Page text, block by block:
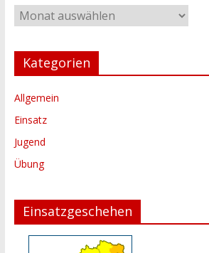
Archiv
Kategorien
Allgemein
Einsatz
Jugend
Übung
Einsatzgeschehen